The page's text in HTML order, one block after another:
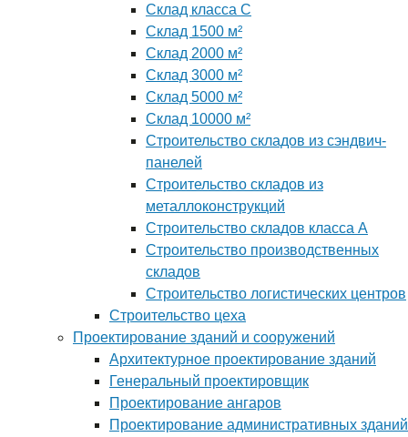
Склад класса С
Склад 1500 м²
Склад 2000 м²
Склад 3000 м²
Склад 5000 м²
Склад 10000 м²
Строительство складов из сэндвич-
панелей
Строительство складов из
металлоконструкций
Строительство складов класса А
Строительство производственных
складов
Строительство логистических центров
Строительство цеха
Проектирование зданий и сооружений
Архитектурное проектирование зданий
Генеральный проектировщик
Проектирование ангаров
Проектирование административных зданий